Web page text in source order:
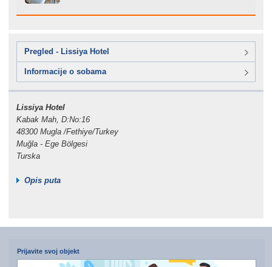
Pregled - Lissiya Hotel
Informacije o sobama
Lissiya Hotel
Kabak Mah, D:No:16
48300 Mugla /Fethiye/Turkey
Muğla - Ege Bölgesi
Turska
Opis puta
Prijavite svoj objekt